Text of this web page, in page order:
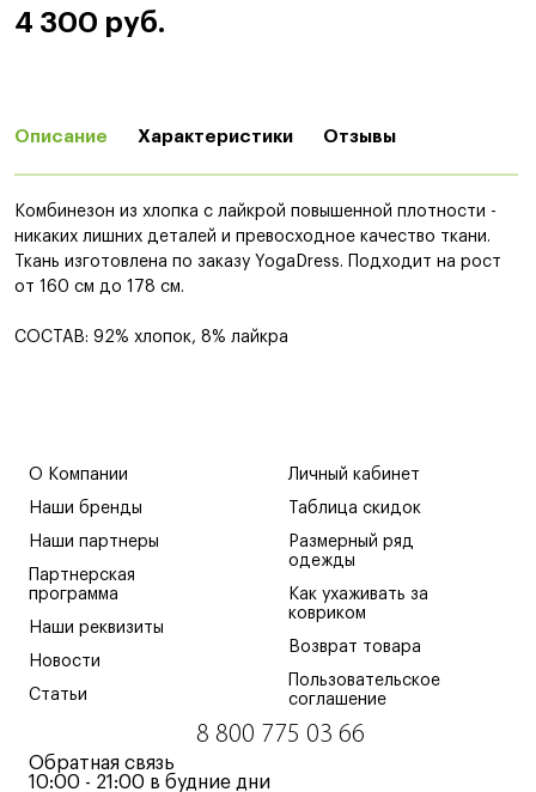
4 300 руб.
Описание Характеристики Отзывы
Комбинезон из хлопка с лайкрой повышенной плотности -
никаких лишних деталей и превосходное качество ткани.
Ткань изготовлена по заказу YogaDress. Подходит на рост
от 160 см до 178 см.
СОСТАВ: 92% хлопок, 8% лайкра
О Компании
Наши бренды
Наши партнеры
Партнерская
программа
Наши реквизиты
Новости
Статьи
Личный кабинет
Таблица скидок
Размерный ряд
одежды
Как ухаживать за
ковриком
Возврат товара
Пользовательское
соглашение
8 800 775 03 66
Обратная связь
10:00 - 21:00 в будние дни